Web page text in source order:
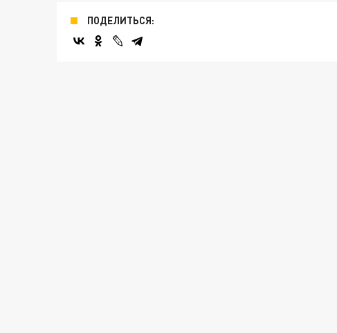
ПОДЕЛИТЬСЯ: